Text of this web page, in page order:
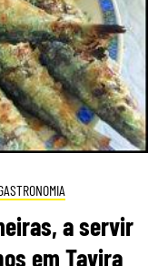
a servir
em Tavira